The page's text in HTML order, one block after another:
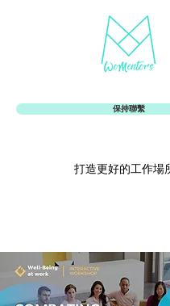
保持聯繫
打造更好的工作場
Womentors女